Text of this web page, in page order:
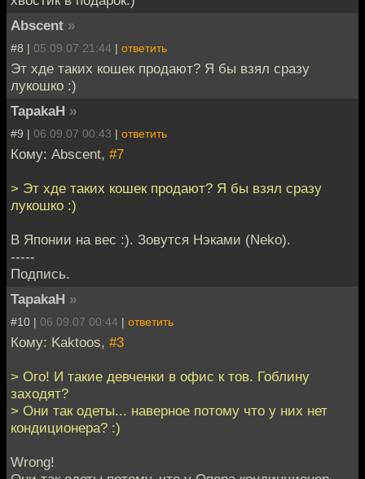
Abscent »
#8 | 05.09.07 21:44 | ответить
Эт хде таких кошек продают? Я бы взял сразу
лукошко :)
TapakaH »
#9 | 06.09.07 00:43 | ответить
Кому: Abscent, #7
> Эт хде таких кошек продают? Я бы взял сразу
лукошко :)
В Японии на вес :). Зовутся Нэками (Neko).
-----
Подпись.
TapakaH »
#10 | 06.09.07 00:44 | ответить
Кому: Kaktoos, #3
> Ого! И такие девченки в офис к тов. Гоблину
заходят?
> Они так одеты... наверное потому что у них нет
кондиционера? :)
Wrong!